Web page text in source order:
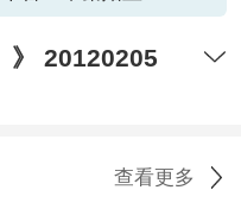
》 20120205
查看更多